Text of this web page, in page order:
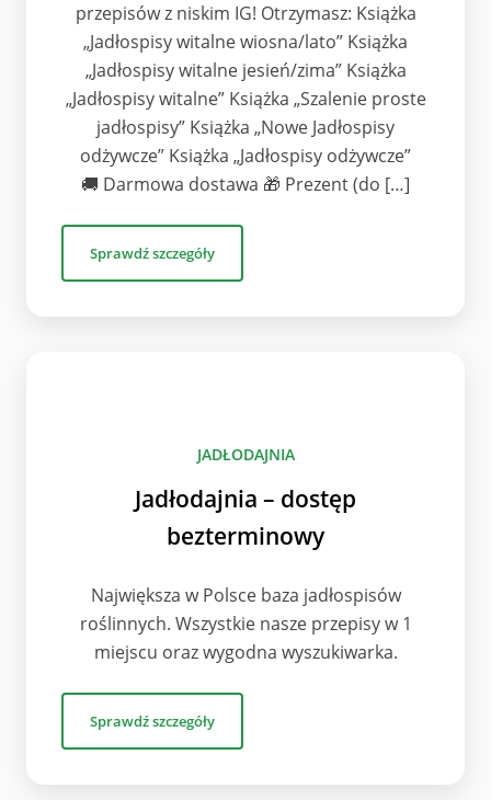
przepisów z niskim IG! Otrzymasz: Książka
„Jadłospisy witalne wiosna/lato” Książka
„Jadłospisy witalne jesień/zima” Książka
„Jadłospisy witalne” Książka „Szalenie proste
jadłospisy” Książka „Nowe Jadłospisy
odżywcze” Książka „Jadłospisy odżywcze”
🚚 Darmowa dostawa 🎁 Prezent (do […]
Sprawdź szczegóły
JADŁODAJNIA
Jadłodajnia – dostęp
bezterminowy
Największa w Polsce baza jadłospisów
roślinnych. Wszystkie nasze przepisy w 1
miejscu oraz wygodna wyszukiwarka.
Sprawdź szczegóły